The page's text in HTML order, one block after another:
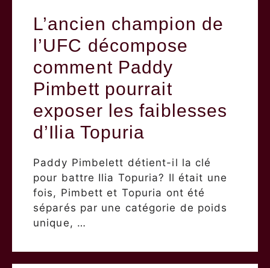
L’ancien champion de
l’UFC décompose
comment Paddy
Pimbett pourrait
exposer les faiblesses
d’Ilia Topuria
Paddy Pimbelett détient-il la clé
pour battre Ilia Topuria? Il était une
fois, Pimbett et Topuria ont été
séparés par une catégorie de poids
unique, …